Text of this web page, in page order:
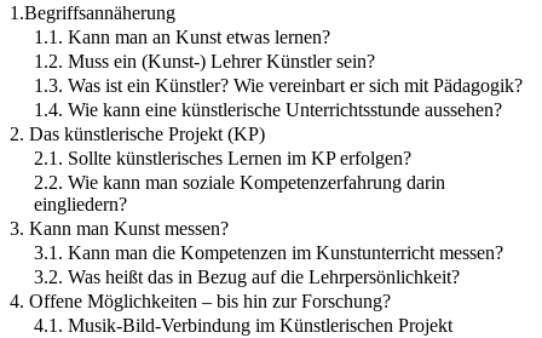
1.Begriffsannäherung
1.1. Kann man an Kunst etwas lernen?
1.2. Muss ein (Kunst-) Lehrer Künstler sein?
1.3. Was ist ein Künstler? Wie vereinbart er sich mit Pädagogik?
1.4. Wie kann eine künstlerische Unterrichtsstunde aussehen?
2. Das künstlerische Projekt (KP)
2.1. Sollte künstlerisches Lernen im KP erfolgen?
2.2. Wie kann man soziale Kompetenzerfahrung darin
eingliedern?
3. Kann man Kunst messen?
3.1. Kann man die Kompetenzen im Kunstunterricht messen?
3.2. Was heißt das in Bezug auf die Lehrpersönlichkeit?
4. Offene Möglichkeiten – bis hin zur Forschung?
4.1. Musik-Bild-Verbindung im Künstlerischen Projekt